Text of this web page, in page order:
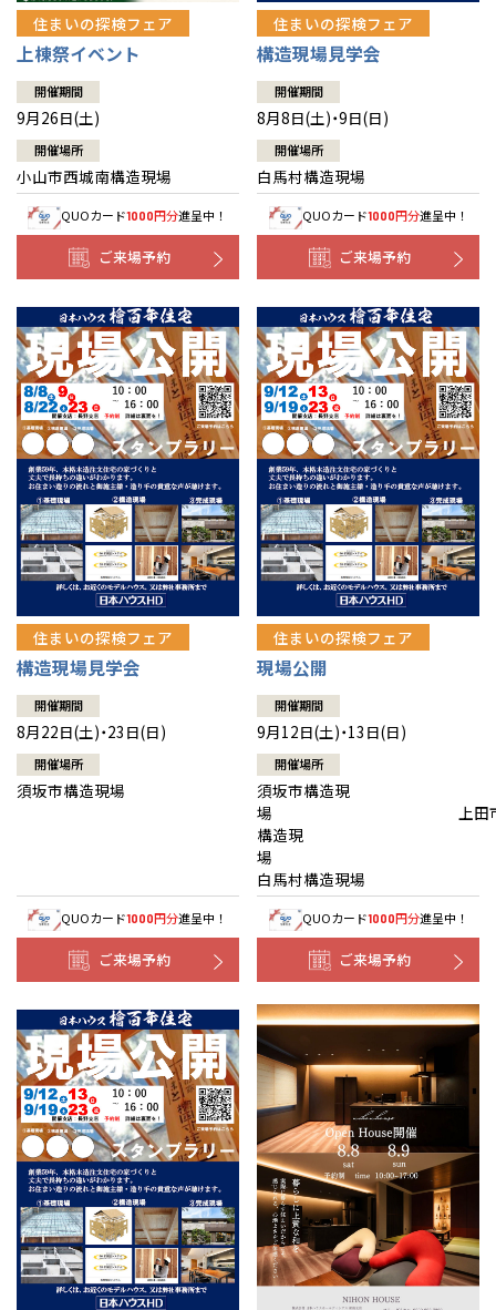
住まいの探検フェア
上棟祭イベント
開催期間
9月26日(土)
開催場所
小山市西城南構造現場
QUOカード1000円分進呈中！
ご来場予約
住まいの探検フェア
構造現場見学会
開催期間
8月8日(土)・9日(日)
開催場所
白馬村構造現場
QUOカード1000円分進呈中！
ご来場予約
住まいの探検フェア
構造現場見学会
開催期間
8月22日(土)・23日(日)
開催場所
須坂市構造現場
QUOカード1000円分進呈中！
ご来場予約
住まいの探検フェア
現場公開
開催期間
9月12日(土)・13日(日)
開催場所
須坂市構造現
場 上田
構造現
白馬村構造現場
QUOカード1000円分進呈中！
ご来場予約